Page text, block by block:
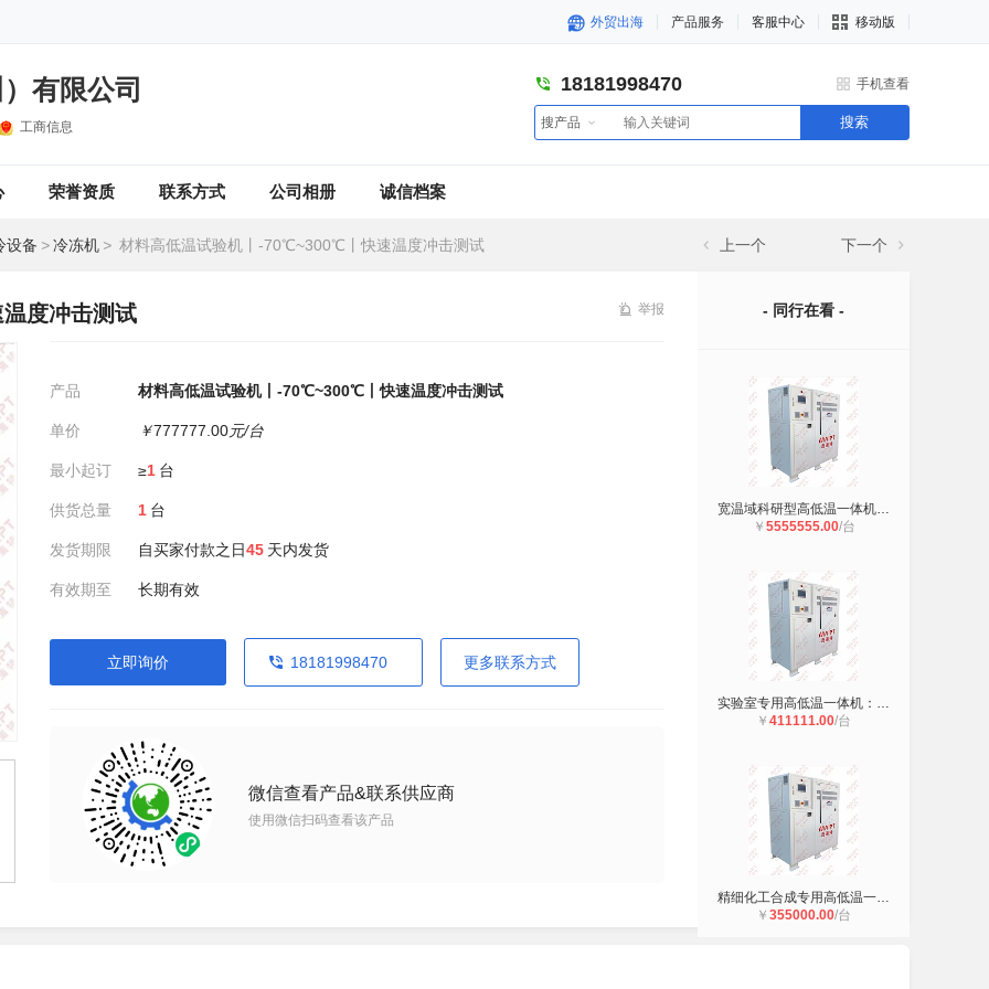
外贸出海 产品服务 客服中心 移动版
有限公司
工商信息
18181998470 手机查看
搜产品 搜索
荣誉资质 联系方式 公司相册 诚信档案
设备 >冷冻机 > 材料高低温试验机丨-70℃~300℃丨快速温度冲击测试 上一个 下一个
度冲击测试 举报
产品 材料高低温试验机丨-70℃~300℃丨快速温度冲击测试
单价 ￥777777.00元/台
最小起订 ≥1 台
供货总量 1 台
发货期限 自买家付款之日45 天内发货
有效期至 长期有效
立即询价 18181998470 更多联系方式
微信查看产品&联系供应商
使用微信扫码查看该产品
- 同行在看 -
宽温域科研型高低温一体机，-60℃～3
￥ 5555555.00/台
实验室专用高低温一体机：-80℃至200
￥ 411111.00/台
精细化工合成专用高低温一体机 -80℃
￥ 355000.00/台